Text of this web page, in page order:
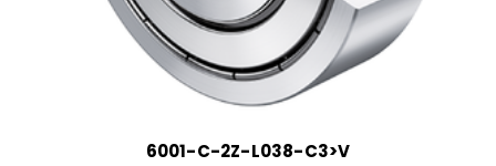
6001-C-2Z-L038-C3>V